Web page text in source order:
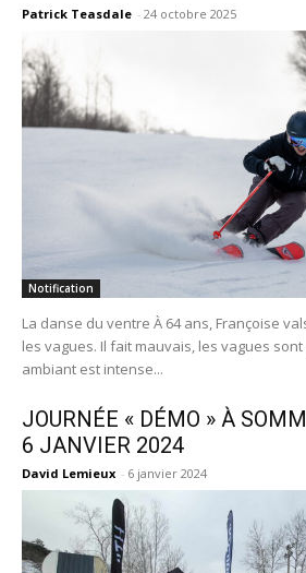
Patrick Teasdale - 24 octobre 2025
Notification
La danse du ventre À 64 ans, Françoise
les vagues. Il fait mauvais, les vagues
ambiant est intense...
JOURNÉE « DÉMO » À
6 JANVIER 2024
David Lemieux - 6 janvier 2024